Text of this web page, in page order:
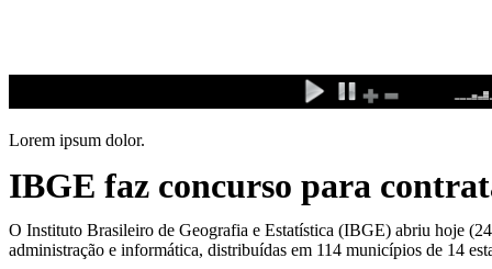
conteúdo
Lorem ipsum dolor.
IBGE faz concurso para
O Instituto Brasileiro de Geografia e Estatística (IBGE) abriu hoje
administração e informática, distribuídas em 114 municípios de 14